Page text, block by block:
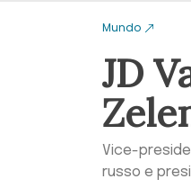
Mundo
JD
Vice-
russo e